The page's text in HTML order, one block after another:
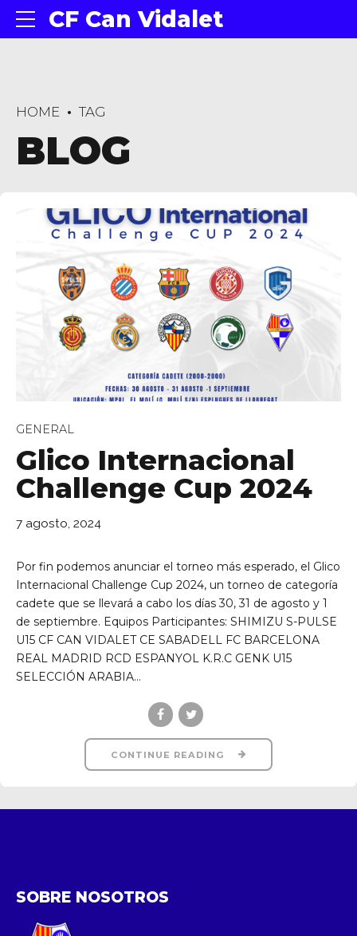
CF Can Vidalet
HOME TAG
BLOG
GENERAL
Glico Internacional
Challenge Cup 2024
7 agosto, 2024
Por fin podemos anunciar el torneo más esperado, el Glico
Internacional Challenge Cup 2024, un torneo de categoría
cadete que se llevará a cabo los días 30, 31 de agosto y 1
de septiembre. Equipos Participantes: SHIMIZU S-PULSE
U15 CF CAN VIDALET CE SABADELL FC BARCELONA
REAL MADRID RCD ESPANYOL K.R.C GENK U15
SELECCIÓN ARABIA...
CONTINUE READING
SOBRE NOSOTROS